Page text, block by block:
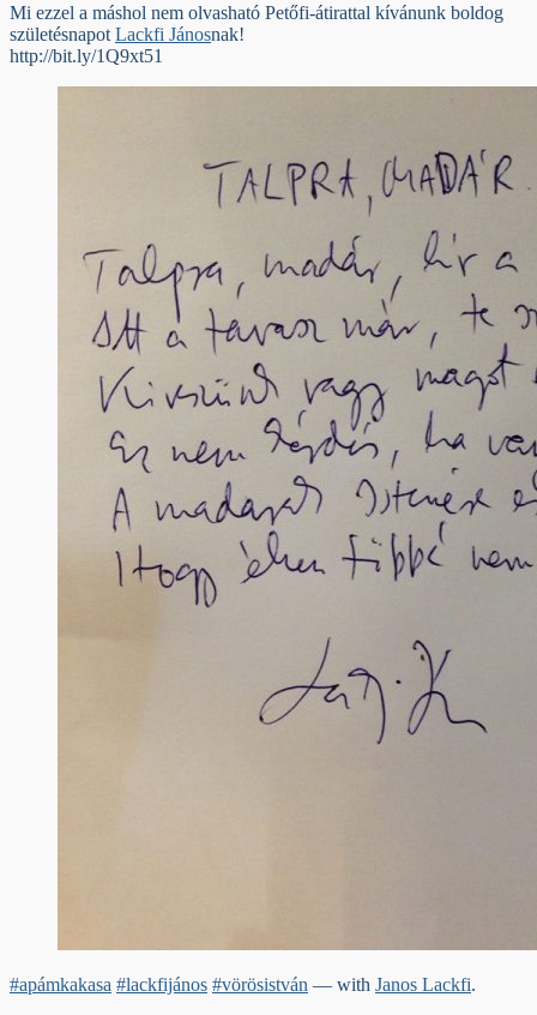
Mi ezzel a máshol nem olvasható Petőfi-átirattal kívánunk boldog
születésnapot Lackfi Jánosnak!
http://bit.ly/1Q9xt51
#apámkakasa #lackfijános #vörösistván — with Janos Lackfi.